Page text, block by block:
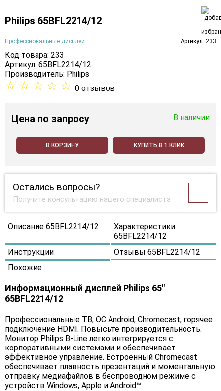
Philips 65BFL2214/12
Профессиональные дисплеи Артикул: 233
Код товара: 233
Артикул: 65BFL2214/12
Производитель: Philips
☆ ☆ ☆ ☆ ☆ 0 отзывов
Цена по запросу В наличии
В КОРЗИНУ КУПИТЬ В 1 КЛИК
Остались вопросы?
Получите консультацию нашего специалиста
Описание 65BFL2214/12
Характеристики
65BFL2214/12
Инструкции
Отзывы 65BFL2214/12
Похожие
Информационный дисплей Philips 65"
65BFL2214/12
Профессиональные ТВ, ОС Android, Chromecast, горячее
подключение HDMI. Повысьте производительность.
Монитор Philips B-Line легко интегрируется с
корпоративными системами и обеспечивает
эффективное управление. Встроенный Chromecast
обеспечивает плавность презентаций и моментальную
отправку медиафайлов в беспроводном режиме с
устройств Windows, Apple и Android™.